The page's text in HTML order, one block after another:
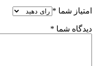
امتیاز شما *
دیدگاه شما *